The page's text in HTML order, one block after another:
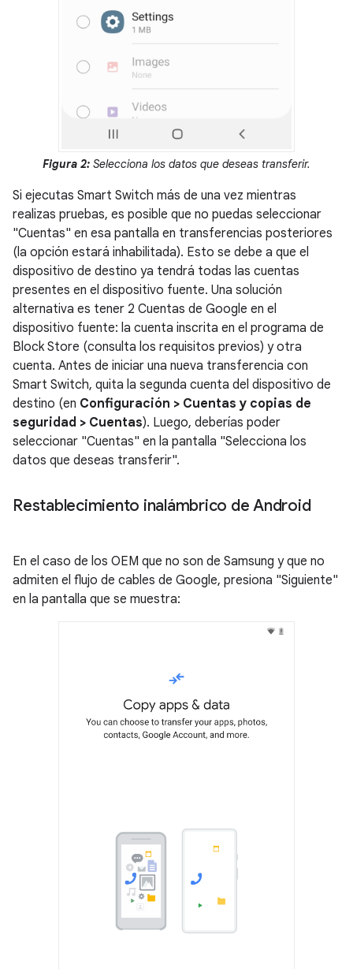
Figura 2: Selecciona los datos que deseas transferir.
Si ejecutas Smart Switch más de una vez mientras
realizas pruebas, es posible que no puedas seleccionar
"Cuentas" en esa pantalla en transferencias posteriores
(la opción estará inhabilitada). Esto se debe a que el
dispositivo de destino ya tendrá todas las cuentas
presentes en el dispositivo fuente. Una solución
alternativa es tener 2 Cuentas de Google en el
dispositivo fuente: la cuenta inscrita en el programa de
Block Store (consulta los requisitos previos) y otra
cuenta. Antes de iniciar una nueva transferencia con
Smart Switch, quita la segunda cuenta del dispositivo de
destino (en Configuración > Cuentas y copias de
seguridad > Cuentas). Luego, deberías poder
seleccionar "Cuentas" en la pantalla "Selecciona los
datos que deseas transferir".
Restablecimiento inalámbrico de Android
En el caso de los OEM que no son de Samsung y que no
admiten el flujo de cables de Google, presiona "Siguiente"
en la pantalla que se muestra: